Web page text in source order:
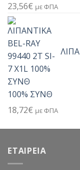
23,56€ με ΦΠΑ
100% ΣΥΝΘ
18,72€ με ΦΠΑ
ΕΤΑΙΡΕΙΑ